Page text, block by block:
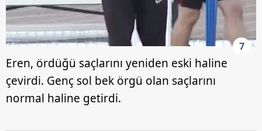
7
Eren, ördüğü saçlarını yeniden eski haline
çevirdi. Genç sol bek örgü olan saçlarını
normal haline getirdi.